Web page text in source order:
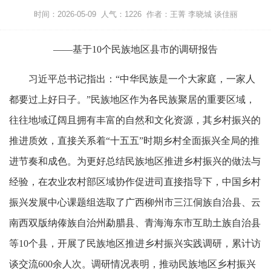
时间：2026-05-09 人气： 1226 作者：王菁 李晓城 谈佳丽
——基于10个民族地区县市的调研报告
习近平总书记指出：“中华民族是一个大家庭，一家人
都要过上好日子。”民族地区作为各民族聚居的重要区域，
往往地域辽阔且拥有丰富的自然和文化资源，其乡村振兴的
推进质效，直接关系着“十五五”时期乡村全面振兴全局的推
进节奏和成色。为更好总结民族地区推进乡村振兴的做法与
经验，在农业农村部区域协作促进司直接指导下，中国乡村
振兴发展中心课题组选取了广西柳州市三江侗族自治县、云
南西双版纳傣族自治州勐腊县、青海海东市互助土族自治县
等10个县，开展了民族地区推进乡村振兴实践调研，累计访
谈交流600余人次。调研情况表明，推动民族地区乡村振兴